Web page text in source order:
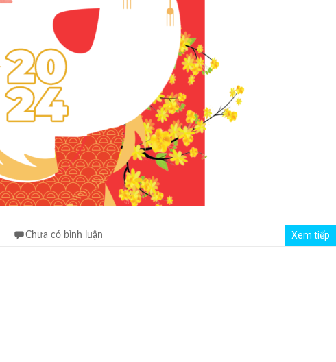
Chưa có bình luận Xem tiếp